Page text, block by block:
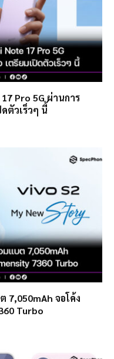
Pro 5G ผ่านการ
ตัวเร็วๆ นี้
7,050mAh จอโค้ง
Turbo